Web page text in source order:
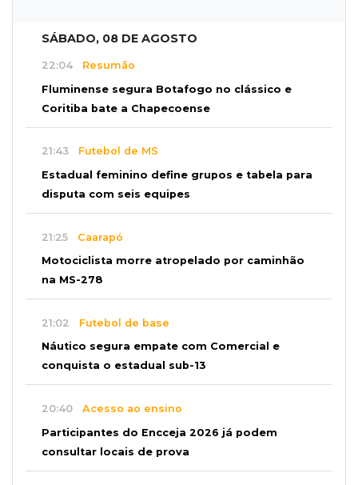
SÁBADO, 08 DE AGOSTO
22:04 Resumão
Fluminense segura Botafogo no clássico e
Coritiba bate a Chapecoense
21:43 Futebol de MS
Estadual feminino define grupos e tabela para
disputa com seis equipes
21:25 Caarapó
Motociclista morre atropelado por caminhão
na MS-278
21:02 Futebol de base
Náutico segura empate com Comercial e
conquista o estadual sub-13
20:40 Acesso ao ensino
Participantes do Encceja 2026 já podem
consultar locais de prova